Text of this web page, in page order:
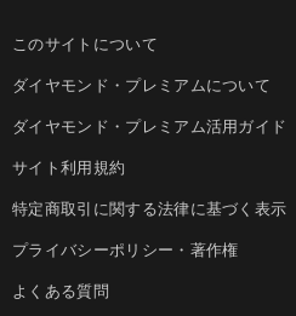
このサイトについて
ダイヤモンド・プレミアムについて
ダイヤモンド・プレミアム活用ガイド
サイト利用規約
特定商取引に関する法律に基づく表示
プライバシーポリシー・著作権
よくある質問